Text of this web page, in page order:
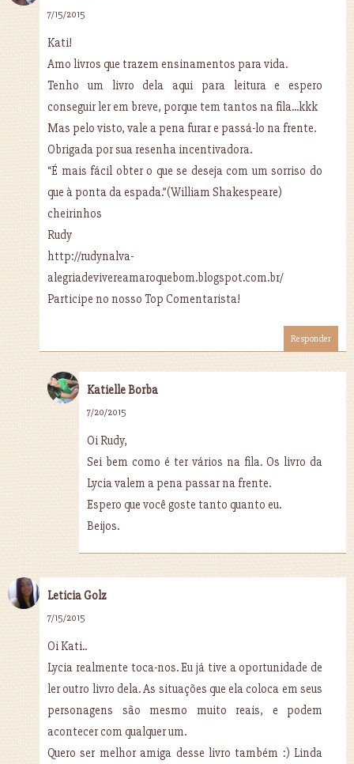
7/15/2015
Kati!
Amo livros que trazem ensinamentos para vida.
Tenho um livro dela aqui para leitura e espero
conseguir ler em breve, porque tem tantos na fila...kkk
Mas pelo visto, vale a pena furar e passá-lo na frente.
Obrigada por sua resenha incentivadora.
“É mais fácil obter o que se deseja com um sorriso do
que à ponta da espada.”(William Shakespeare)
cheirinhos
Rudy
http://rudynalva-
alegriadevivereamaroquebom.blogspot.com.br/
Participe no nosso Top Comentarista!
Responder
Katielle Borba
7/20/2015
Oi Rudy,
Sei bem como é ter vários na fila. Os livro da
Lycia valem a pena passar na frente.
Espero que você goste tanto quanto eu.
Beijos.
Leticia Golz
7/15/2015
Oi Kati..
Lycia realmente toca-nos. Eu já tive a oportunidade de
ler outro livro dela. As situações que ela coloca em seus
personagens são mesmo muito reais, e podem
acontecer com qualquer um.
Quero ser melhor amiga desse livro também :) Linda